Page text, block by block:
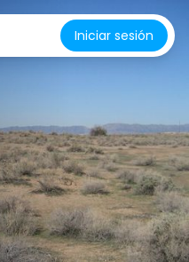
Iniciar sesión